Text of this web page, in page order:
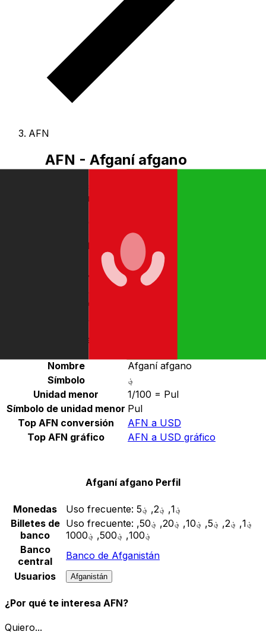
AFN
AFN - Afganí afgano
ranking de divisas muestra que el tipo de cambio más
A continuación, encontrará las
tarifas de Afganí afgano y un conversor de divisas.
Seleccione una divisa
Afganí afgano
Afganí afgano Estadísticas
Nombre
Afganí afgano
Símbolo
؋
Unidad menor
1/100 = Pul
Símbolo de unidad menor Pul
Top AFN conversión
AFN a USD
Top AFN gráfico
AFN a USD gráfico
Afganí afgano Perfil
Monedas Uso frecuente:
؋1, ؋2, ؋5
Billetes de
banco
Uso frecuente: ؋1, ؋2, ؋5, ؋10, ؋20, ؋50,
؋100, ؋500, ؋1000
Banco
central
Banco de Afganistán
Usuarios
Afganistán
¿Por qué te interesa AFN?
Quiero...